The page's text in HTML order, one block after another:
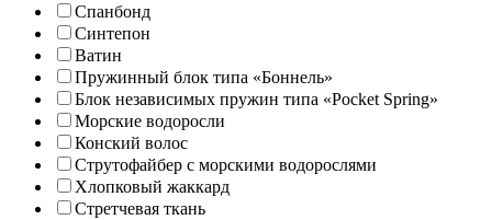
Спанбонд
Синтепон
Ватин
Пружинный блок типа «Боннель»
Блок независимых пружин типа «Pocket Spring»
Морские водоросли
Конский волос
Струтофайбер с морскими водорослями
Хлопковый жаккард
Стретчевая ткань